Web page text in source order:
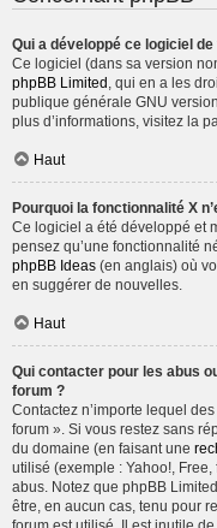
Qui a développé ce logiciel
Ce logiciel (dans sa version
phpBB Limited , qui en a les
publique générale GNU
plus d’informations, visitez la
Haut
Pourquoi la fonctionnalité X
Ce logiciel a été développé et
pensez qu’une fonctionnalité
phpBB Ideas (en anglais) où
en suggérer de nouvelles.
Haut
Qui contacter pour les abus
forum ?
Contactez n’importe lequel
forum ». Si vous restez sans
du domaine (en faisant une
utilisé (exemple : Yahoo!,
abus. Notez que phpBB Limited
être, en aucun cas, tenu pour